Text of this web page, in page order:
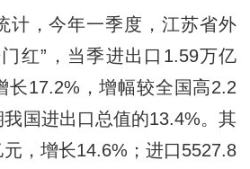
，今年一季度，江苏省外
红”，当季进出口1.59万亿
长17.2%，增幅较全国高2.2
国进出口总值的13.4%。其
，增长14.6%；进口5527.8